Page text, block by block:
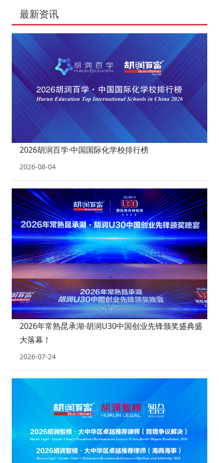
最新资讯
2026胡润百学·中国国际化学校排行榜
2026-08-04
2026年常熟昆承湖·胡润U30中国创业先锋颁奖盛典盛
大落幕！
2026-07-24